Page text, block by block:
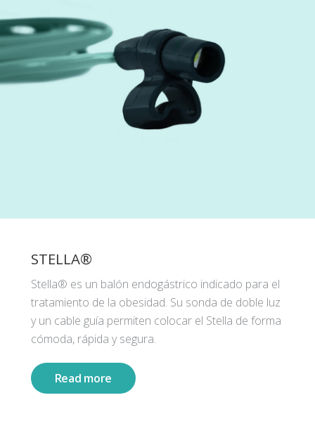
STELLA®
Stella® es un balón endogástrico indicado para el
tratamiento de la obesidad. Su sonda de doble luz
y un cable guía permiten colocar el Stella de forma
cómoda, rápida y segura.
Read more